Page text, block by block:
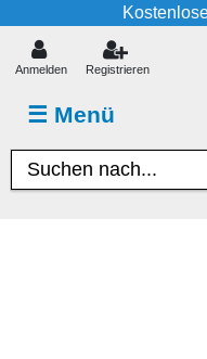
☰ Menü
Anmelden Registrieren